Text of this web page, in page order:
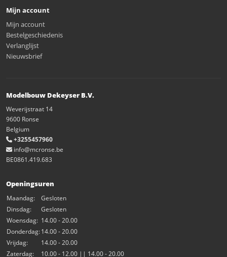
Mijn account
Mijn account
Bestelgeschiedenis
Verlanglijst
Nieuwsbrief
Modelbouw Dekeyser B.V.
Weverijstraat 14
9600 Ronse
Belgium
+3255457960
info@mcronse.be
BE0861.419.683
Openingsuren
Maandag:
Gesloten
Dinsdag:
Gesloten
Woensdag: 14.00 - 20.00
Donderdag:14.00 - 20.00
Vrijdag:
14.00 - 20.00
Zaterdag:
10.00 - 12.00 || 14.00 - 20.00